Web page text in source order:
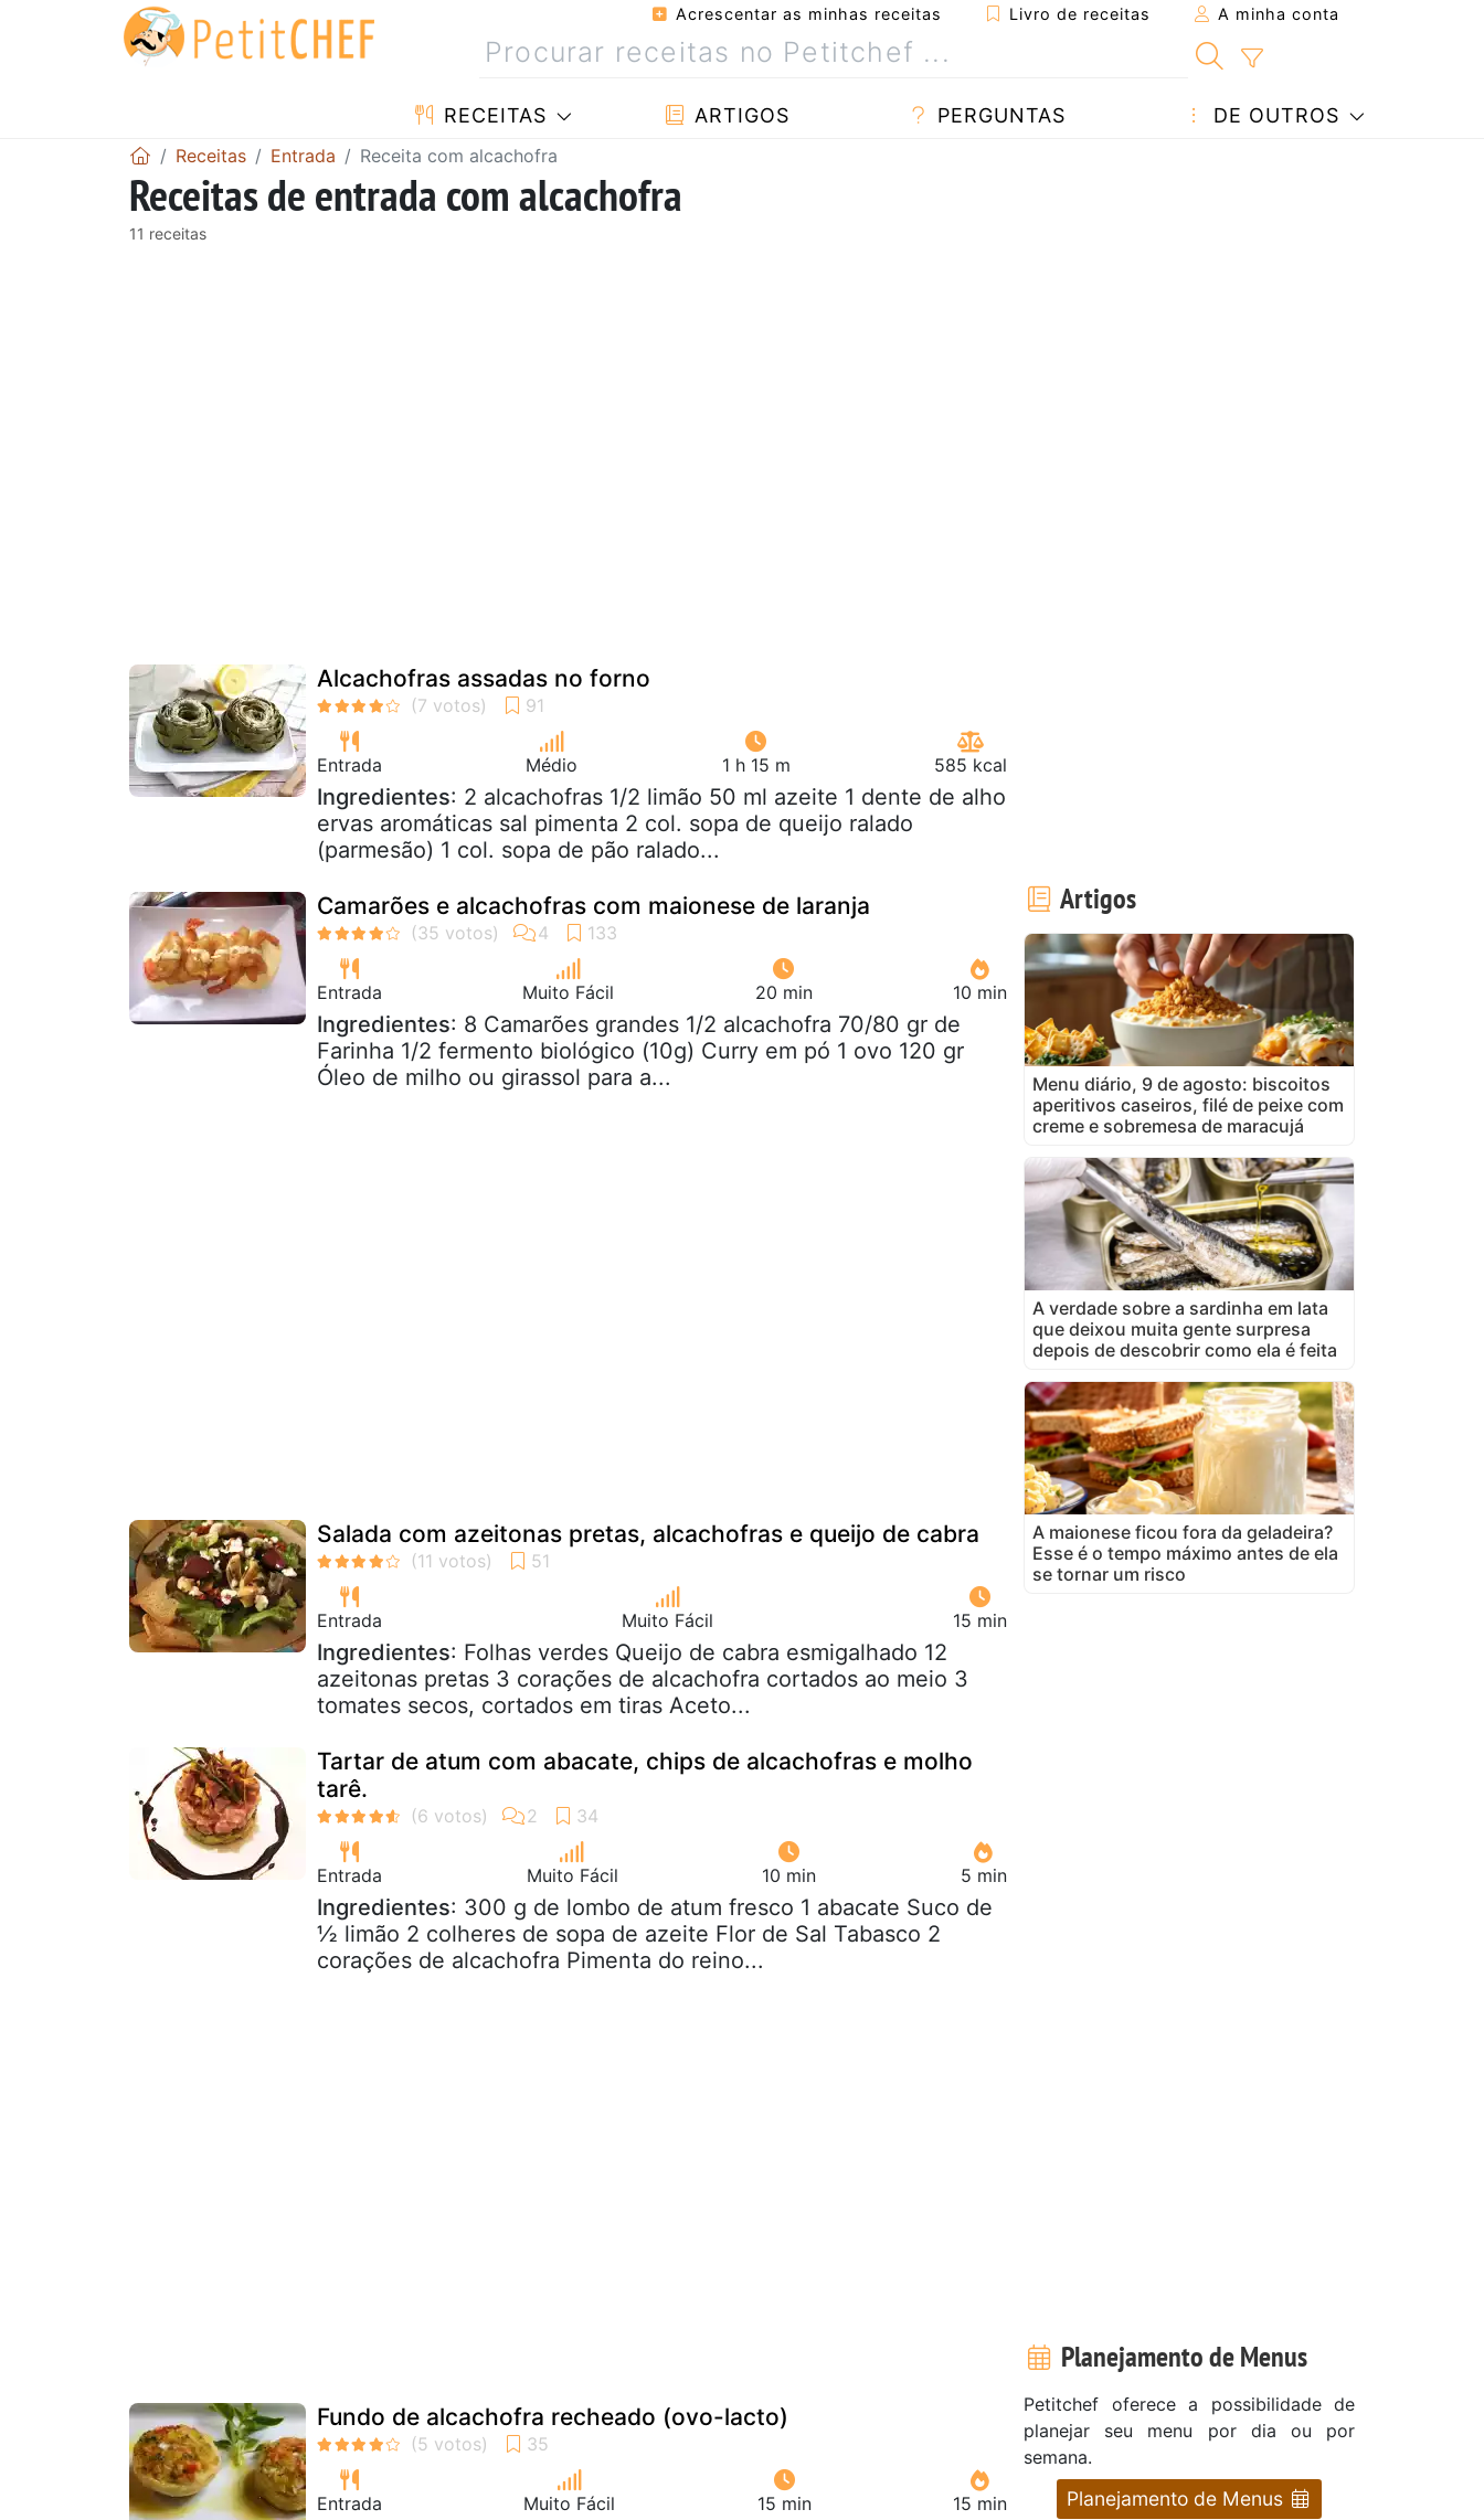
Acrescentar as minhas receitas Livro de receitas A minha conta
RECEITAS ARTIGOS PERGUNTAS DE OUTROS
Receitas Entrada Receita com alcachofra
Receitas de entrada com alcachofra
11 receitas
Alcachofras assadas no forno
Entrada Médio 1 h 15 m 585 kcal
Ingredientes: 2 alcachofras 1/2 limão 50 ml azeite 1 dente de alho
ervas aromáticas sal pimenta 2 col. sopa de queijo ralado
(parmesão) 1 col. sopa de pão ralado...
Camarões e alcachofras com maionese de laranja
Entrada Muito Fácil 20 min 10 min
Ingredientes: 8 Camarões grandes 1/2 alcachofra 70/80 gr de
Farinha 1/2 fermento biológico (10g) Curry em pó 1 ovo 120 gr
Óleo de milho ou girassol para a...
Salada com azeitonas pretas, alcachofras e queijo de cabra
Entrada Muito Fácil 15 min
Ingredientes: Folhas verdes Queijo de cabra esmigalhado 12
azeitonas pretas 3 corações de alcachofra cortados ao meio 3
tomates secos, cortados em tiras Aceto...
Tartar de atum com abacate, chips de alcachofras e molho
tarê.
Entrada Muito Fácil 10 min 5 min
Ingredientes: 300 g de lombo de atum fresco 1 abacate Suco de
½ limão 2 colheres de sopa de azeite Flor de Sal Tabasco 2
corações de alcachofra Pimenta do reino...
Fundo de alcachofra recheado (ovo-lacto)
Entrada Muito Fácil 15 min 15 min
Artigos
Menu diário, 9 de agosto: biscoitos
aperitivos caseiros, filé de peixe com
creme e sobremesa de maracujá
A verdade sobre a sardinha em lata
que deixou muita gente surpresa
depois de descobrir como ela é feita
A maionese ficou fora da geladeira?
Esse é o tempo máximo antes de ela
se tornar um risco
Planejamento de Menus
Petitchef oferece a possibilidade de
planejar seu menu por dia ou por
semana.
Planejamento de Menus